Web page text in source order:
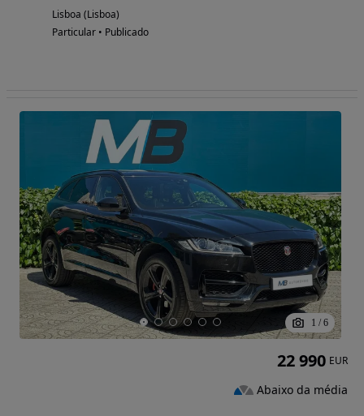
Lisboa (Lisboa)
Particular • Publicado
1 / 6
22 990 EUR
Abaixo da média